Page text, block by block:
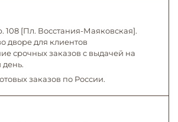
108 [Пл. Восстания-Маяковская].
дворе для клиентов
срочных заказов с выдачей на
заказов по России.